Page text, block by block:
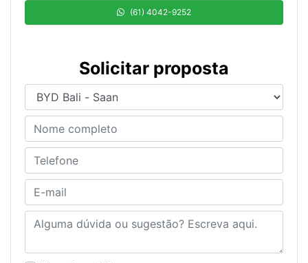
(61) 4042-9252
Solicitar proposta